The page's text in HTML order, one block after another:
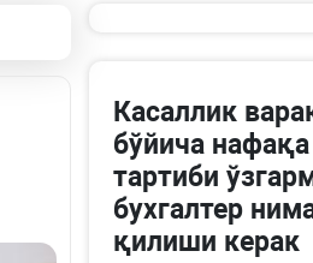
Касаллик
бўйича
тартиби
бухгалтер
қилиши керак